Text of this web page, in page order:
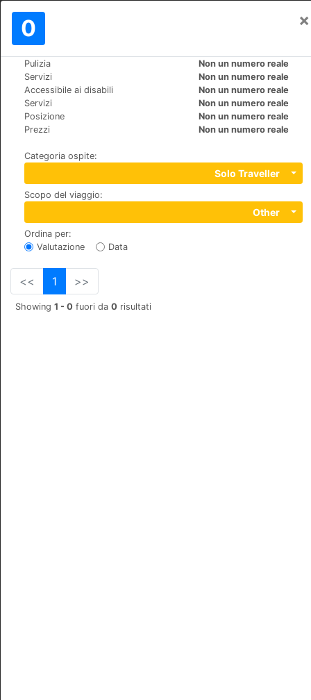
0 ×
Pulizia
Non un numero reale
Servizi
Non un numero reale
Accessibile ai disabili
Non un numero reale
Servizi
Non un numero reale
Posizione
Non un numero reale
Prezzi
Non un numero reale
Categoria ospite:
Solo Traveller
Scopo del viaggio:
Other
Ordina per:
Valutazione
Data
<< 1 >>
Showing 1 - 0 fuori da 0 risultati
Mondo>
Viva Wyndham Dominicus Palace
+1 (1)8095626001